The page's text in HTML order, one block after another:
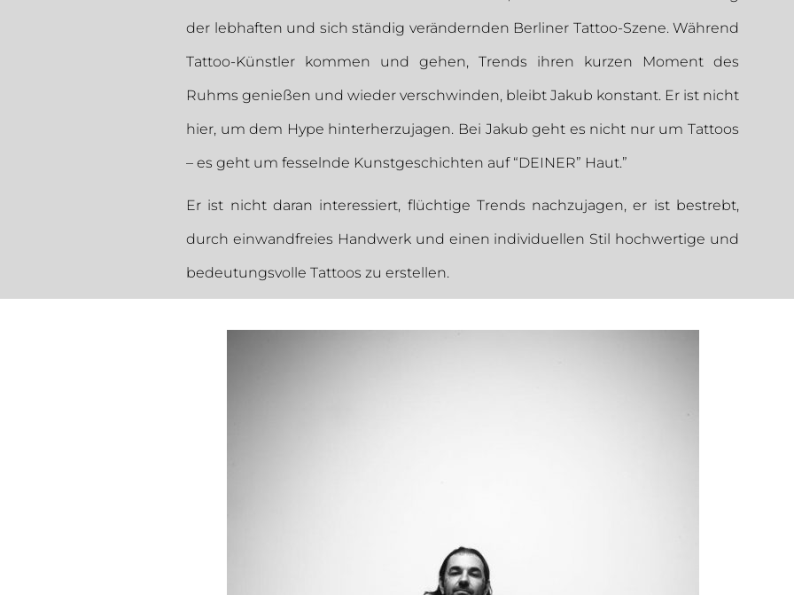
der lebhaften und sich ständig verändernden Berliner Tattoo-Szene. Während
Tattoo-Künstler kommen und gehen, Trends ihren kurzen Moment des
Ruhms genießen und wieder verschwinden, bleibt Jakub konstant. Er ist nicht
hier, um dem Hype hinterherzujagen. Bei Jakub geht es nicht nur um Tattoos
– es geht um fesselnde Kunstgeschichten auf “DEINER” Haut.”
Er ist nicht daran interessiert, flüchtige Trends nachzujagen, er ist bestrebt,
durch einwandfreies Handwerk und einen individuellen Stil hochwertige und
bedeutungsvolle Tattoos zu erstellen.